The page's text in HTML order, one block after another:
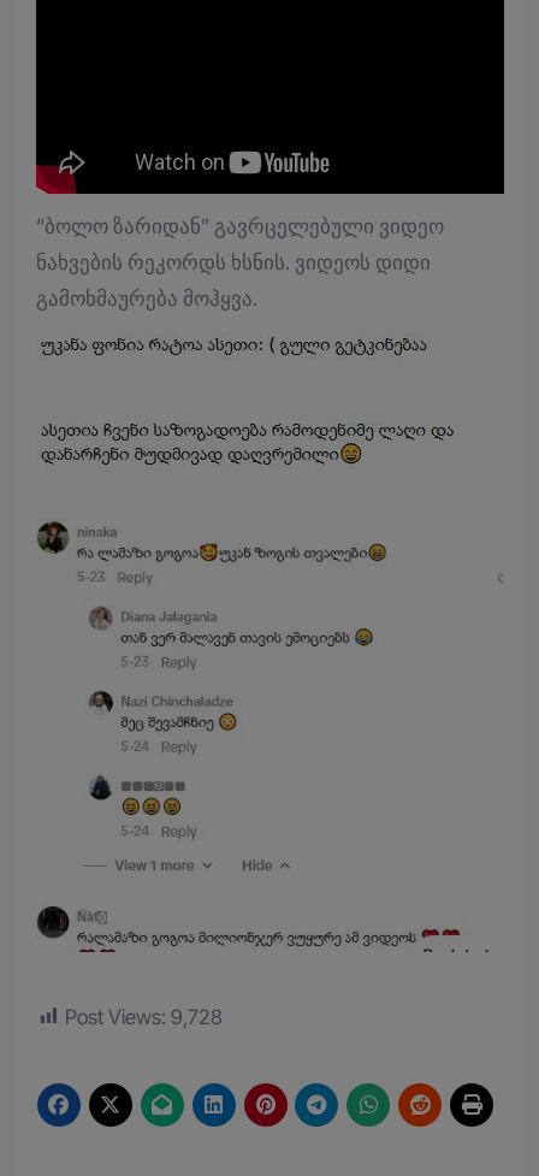
“ბოლო ზარიდან” გავრცელებული ვიდეო
ნახვების რეკორდს ხსნის. ვიდეოს დიდი
გამოხმაურება მოჰყვა.
Post Views: 9,728